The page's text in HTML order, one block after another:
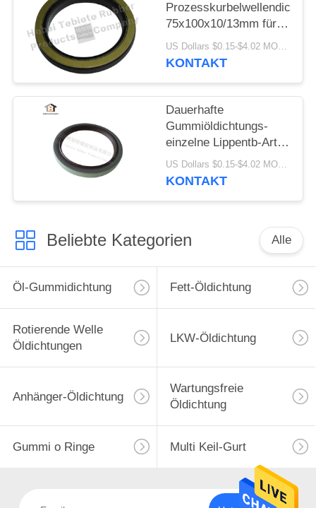
75x100x10/13mm für
innere Drehöldichtung
Scania-LKW-1409890
US Dollars $0.15-$4.02 MOQ:500pcs
KONTAKT
Dauerhafte
Gummiöldichtungs-
einzelne Lippentb-Art
Öldichtung hohes -
Qualitäts-Material
US Dollars $0.15-$4.02 MOQ:20pcs
KONTAKT
Beliebte Kategorien Alle
Öl-Gummidichtung Fett-Öldichtung
Rotierende Welle
Öldichtungen
LKW-Öldichtung
Anhänger-Öldichtung
Wartungsfreie
Öldichtung
Gummi o Ringe Multi Keil-Gurt